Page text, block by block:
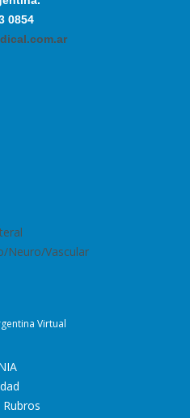
0854
Neuro/Vascular
Virtual